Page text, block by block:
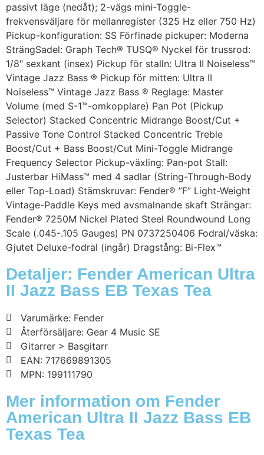
passivt läge (nedåt); 2-vägs mini-Toggle-
frekvensväljare för mellanregister (325 Hz eller 750 Hz)
Pickup-konfiguration: SS Förfinade pickuper: Moderna
SträngSadel: Graph Tech® TUSQ® Nyckel för trussrod:
1/8″ sexkant (insex) Pickup för stalln: Ultra II Noiseless™
Vintage Jazz Bass ® Pickup för mitten: Ultra II
Noiseless™ Vintage Jazz Bass ® Reglage: Master
Volume (med S-1™-omkopplare) Pan Pot (Pickup
Selector) Stacked Concentric Midrange Boost/Cut +
Passive Tone Control Stacked Concentric Treble
Boost/Cut + Bass Boost/Cut Mini-Toggle Midrange
Frequency Selector Pickup-växling: Pan-pot Stall:
Justerbar HiMass™ med 4 sadlar (String-Through-Body
eller Top-Load) Stämskruvar: Fender® ”F” Light-Weight
Vintage-Paddle Keys med avsmalnande skaft Strängar:
Fender® 7250M Nickel Plated Steel Roundwound Long
Scale (.045-.105 Gauges) PN 0737250406 Fodral/väska:
Gjutet Deluxe-fodral (ingår) Dragstång: Bi-Flex™
Detaljer: Fender American Ultra
II Jazz Bass EB Texas Tea
Varumärke: Fender
Återförsäljare: Gear 4 Music SE
Gitarrer > Basgitarr
EAN: 717669891305
MPN: 199111790
Mer information om Fender
American Ultra II Jazz Bass EB
Texas Tea